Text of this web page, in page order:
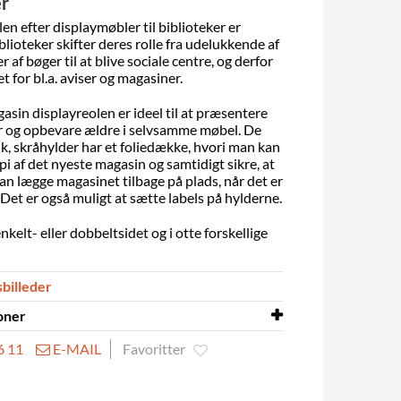
efter displaymøbler til biblioteker er
skifter deres rolle fra udelukkende af
af bøger til at blive sociale centre, og derfor
for bl.a. aviser og magasiner.
displayreolen er ideel til at præsentere
og opbevare ældre i selvsamme møbel. De
skråhylder har et foliedække, hvori man kan
af det nyeste magasin og samtidigt sikre, at
lægge magasinet tilbage på plads, når det er
er også muligt at sætte labels på hylderne.
eller dobbeltsidet og i otte forskellige
ja
11 E-MAIL Favoritter